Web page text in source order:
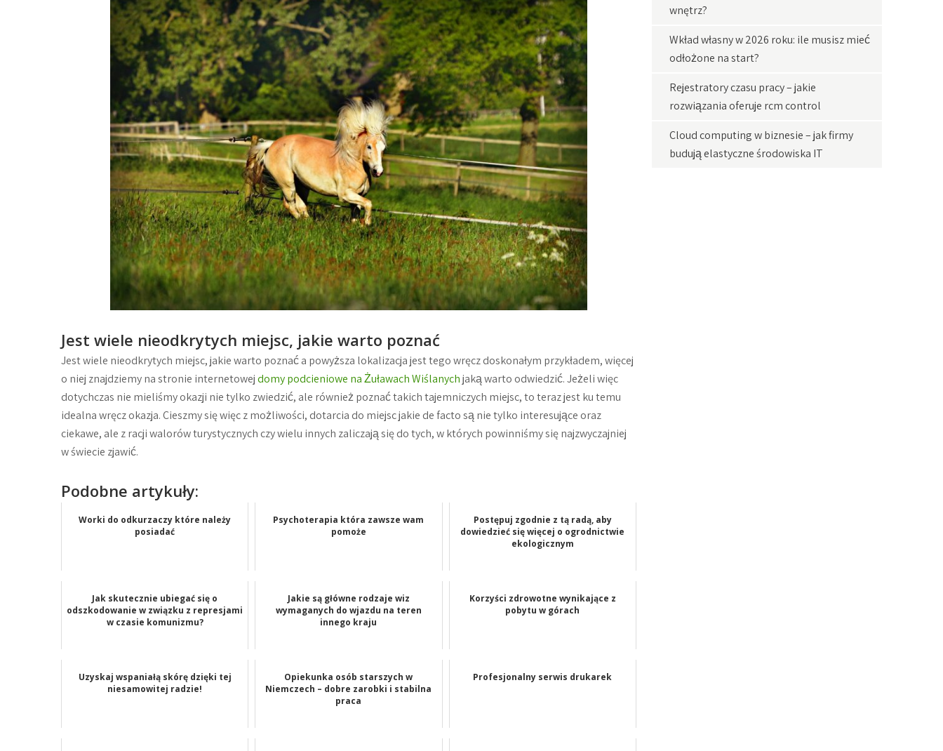
Jest wiele nieodkrytych miejsc, jakie warto poznać
Jest wiele nieodkrytych miejsc, jakie warto poznać a powyższa lokalizacja jest tego wręcz doskonałym przykładem, więcej
o niej znajdziemy na stronie internetowejdomy podcieniowe na Żuławach Wiślanychjaką warto odwiedzić. Jeżeli więc
dotychczas nie mieliśmy okazji nie tylko zwiedzić, ale również poznać takich tajemniczych miejsc, to teraz jest ku temu
idealna wręcz okazja. Cieszmy się więc z możliwości, dotarcia do miejsc jakie de facto są nie tylko interesujące oraz
ciekawe, ale z racji walorów turystycznych czy wielu innych zaliczają się do tych, w których powinniśmy się najzwyczajniej
w świecie zjawić.
Podobne artykuły:
Worki do odkurzaczy które należy
posiadać
Psychoterapia która zawsze wam
pomoże
Postępuj zgodnie z tą radą, aby
dowiedzieć się więcej o ogrodnictwie
ekologicznym
Jak skutecznie ubiegać się o
odszkodowanie w związku z represjami
w czasie komunizmu?
Jakie są główne rodzaje wiz
wymaganych do wjazdu na teren
innego kraju
Korzyści zdrowotne wynikające z
pobytu w górach
Uzyskaj wspaniałą skórę dzięki tej
niesamowitej radzie!
Opiekunka osób starszych w
Niemczech – dobre zarobki i stabilna
praca
Profesjonalny serwis drukarek
wnętrz?
Wkład własny w 2026 roku: ile musisz mieć
odłożone na start?
Rejestratory czasu pracy – jakie
rozwiązania oferuje rcm control
Cloud computing w biznesie – jak firmy
budują elastyczne środowiska IT